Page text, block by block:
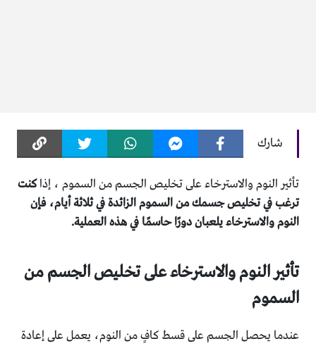
شارك
تأثير النوم والاسترخاء على تخليص الجسم من السموم ، إذاكنت
ترغب في تخليص جسمك من السموم الزائدة في ثلاثة أيام، فإن
النوم والاسترخاء يلعبان دورًا حاسمًا في هذه العملية.
تأثير النوم والاسترخاء على تخليص الجسم من
السموم
عندما يحصل الجسم على قسط كافٍ من النوم، يعمل على إعادة